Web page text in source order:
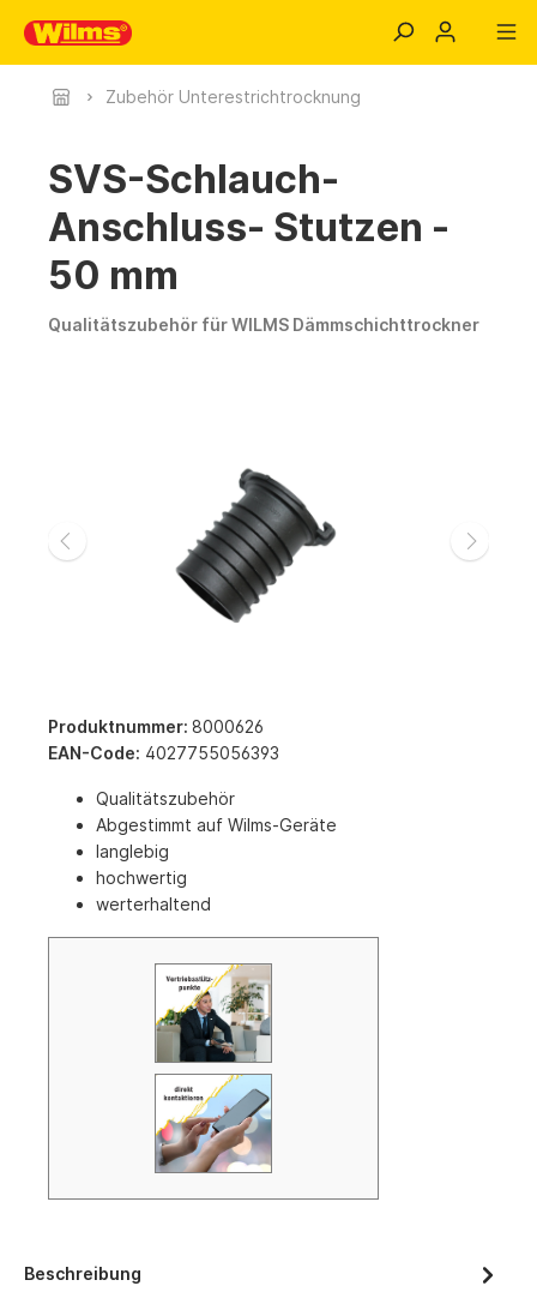
Zubehör Unterestrichtrocknung
SVS-Schlauch-
Anschluss- Stutzen -
50 mm
Qualitätszubehör für WILMS Dämmschichttrockner
Produktnummer: 8000626
EAN-Code: 4027755056393
Qualitätszubehör
Abgestimmt auf Wilms-Geräte
langlebig
hochwertig
werterhaltend
Beschreibung